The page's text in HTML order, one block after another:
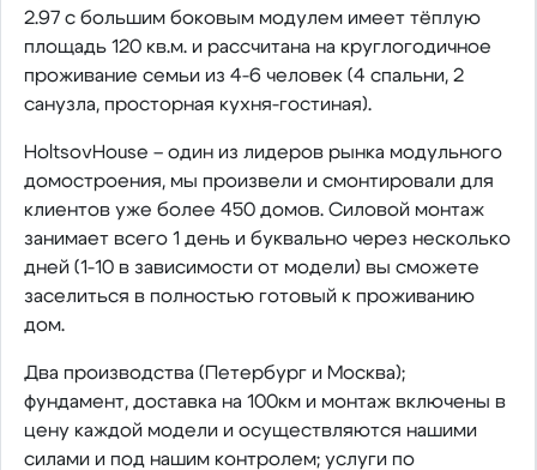
2.97 с большим боковым модулем имеет тёплую
площадь 120 кв.м. и рассчитана на круглогодичное
проживание семьи из 4-6 человек (4 спальни, 2
санузла, просторная кухня-гостиная).
HoltsovHouse – один из лидеров рынка модульного
домостроения, мы произвели и смонтировали для
клиентов уже более 450 домов. Силовой монтаж
занимает всего 1 день и буквально через несколько
дней (1-10 в зависимости от модели) вы сможете
заселиться в полностью готовый к проживанию
дом.
Два производства (Петербург и Москва);
фундамент, доставка на 100км и монтаж включены в
цену каждой модели и осуществляются нашими
силами и под нашим контролем; услуги по